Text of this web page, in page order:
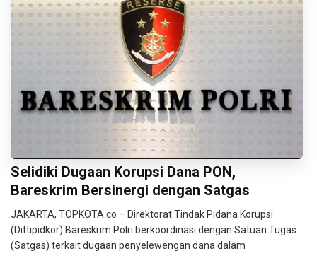
Selidiki Dugaan Korupsi Dana PON,
Bareskrim Bersinergi dengan Satgas
JAKARTA, TOPKOTA.co – Direktorat Tindak Pidana Korupsi
(Dittipidkor) Bareskrim Polri berkoordinasi dengan Satuan Tugas
(Satgas) terkait dugaan penyelewengan dana dalam